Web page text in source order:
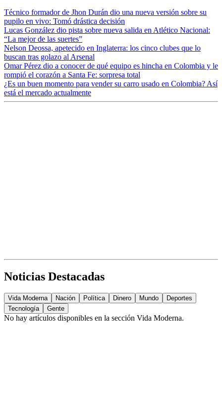
Técnico formador de Jhon Durán dio una nueva versión sobre su
pupilo en vivo: Tomó drástica decisión
Lucas González dio pista sobre nueva salida en Atlético Nacional:
“La mejor de las suertes”
Nelson Deossa, apetecido en Inglaterra: los cinco clubes que lo
buscan tras golazo al Arsenal
Omar Pérez dio a conocer de qué equipo es hincha en Colombia y le
rompió el corazón a Santa Fe: sorpresa total
¿Es un buen momento para vender su carro usado en Colombia? Así
está el mercado actualmente
Noticias Destacadas
Vida Moderna Nación Política Dinero Mundo
Deportes
Tecnología
Gente
No hay artículos disponibles en la sección Vida Moderna.